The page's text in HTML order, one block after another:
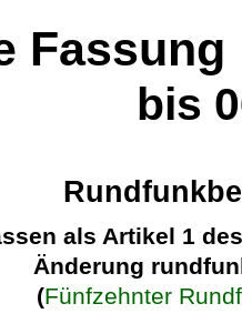
Fassung
bis
als Artikel 1
Änderung
(Fünfzehnter